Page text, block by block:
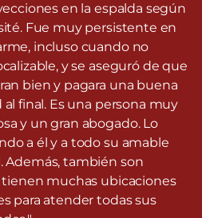
en la espalda según
Fue muy persistente en
incluso cuando no
y se aseguró de que
bien y pagara una buena
final. Es una persona muy
y un gran abogado. Lo
a él y a todo su amable
Además, también son
tienen muchas ubicaciones
para atender todas sus